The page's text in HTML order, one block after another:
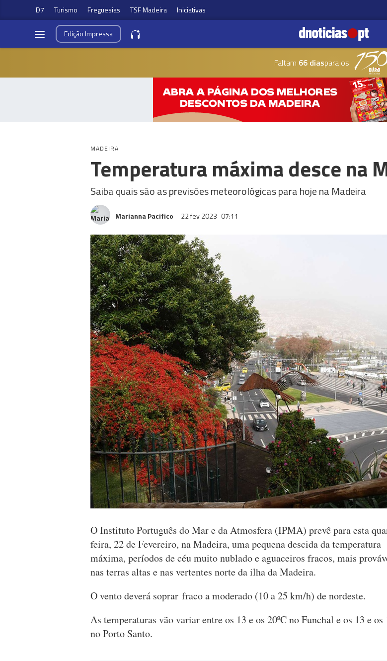
D7 Turismo Freguesias TSF Madeira Iniciativas
EdiçãoImpressa
Faltam 66 diaspara os
MADEIRA
Temperatura máxima desce na
Saiba quais são as previsões meteorológicas para hoje na Madeira
Marianna Pacifico 22 fev 2023 07:11
O Instituto Português do Mar e da Atmosfera (IPMA) prevê para esta
feira, 22 de Fevereiro, na Madeira, uma pequena descida da temperatura
máxima, períodos de céu muito nublado e aguaceiros fracos, mais
nas terras altas e nas vertentes norte da ilha da Madeira.
O vento deverá soprar fraco a moderado (10 a 25 km/h) de nordeste.
As temperaturas vão variar entre os 13 e os 20ºC no Funchal e os 13 e os
no Porto Santo.